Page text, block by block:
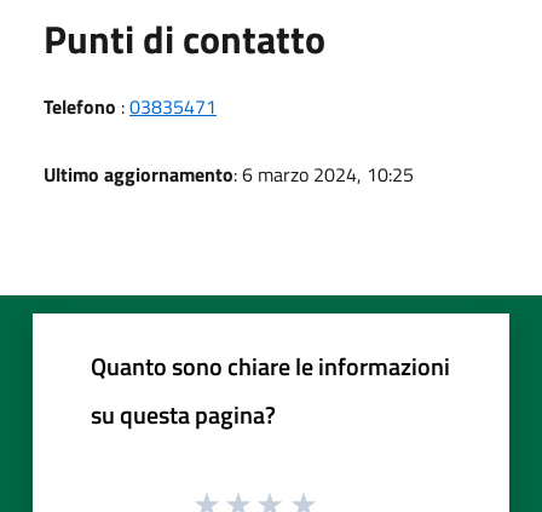
Punti di contatto
Telefono :03835471
Ultimo aggiornamento: 6 marzo 2024, 10:25
Quanto sono chiare le informazioni
su questa pagina?